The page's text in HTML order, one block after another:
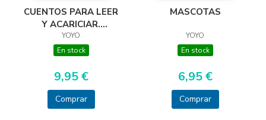
CUENTOS PARA LEER
Y ACARICIAR.
DINOSAURIO
YOYO
En stock
9,95 €
Comprar
MASCOTAS
YOYO
En stock
6,95 €
Comprar